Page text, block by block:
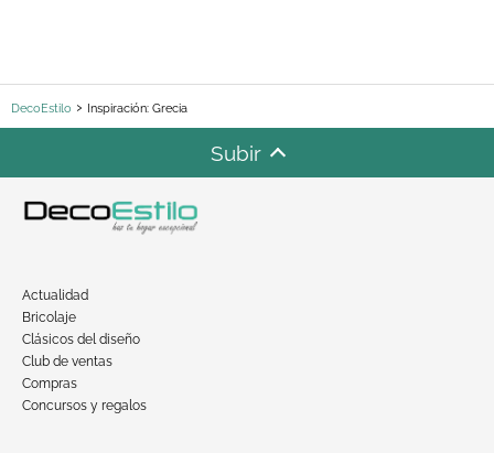
DecoEstilo Inspiración: Grecia
Subir
Actualidad
Bricolaje
Clásicos del diseño
Club de ventas
Compras
Concursos y regalos